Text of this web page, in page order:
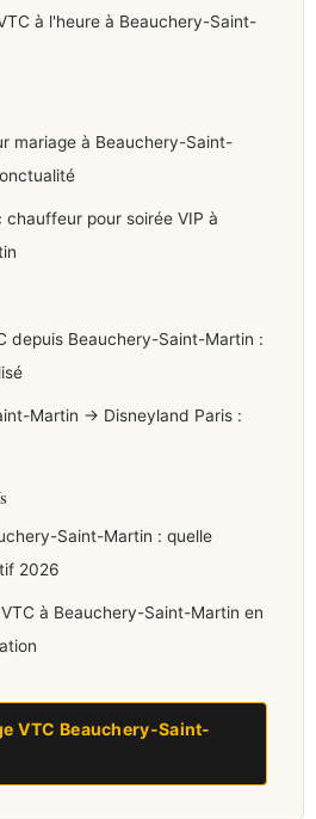
à l'heure à Beauchery-Saint-
mariage à Beauchery-Saint-
chauffeur pour soirée VIP à
depuis Beauchery-Saint-Martin :
Martin → Disneyland Paris :
Saint-Martin : quelle
2026
à Beauchery-Saint-Martin en
VTC Beauchery-Saint-